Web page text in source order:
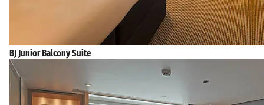
BJ Junior Balcony Suite